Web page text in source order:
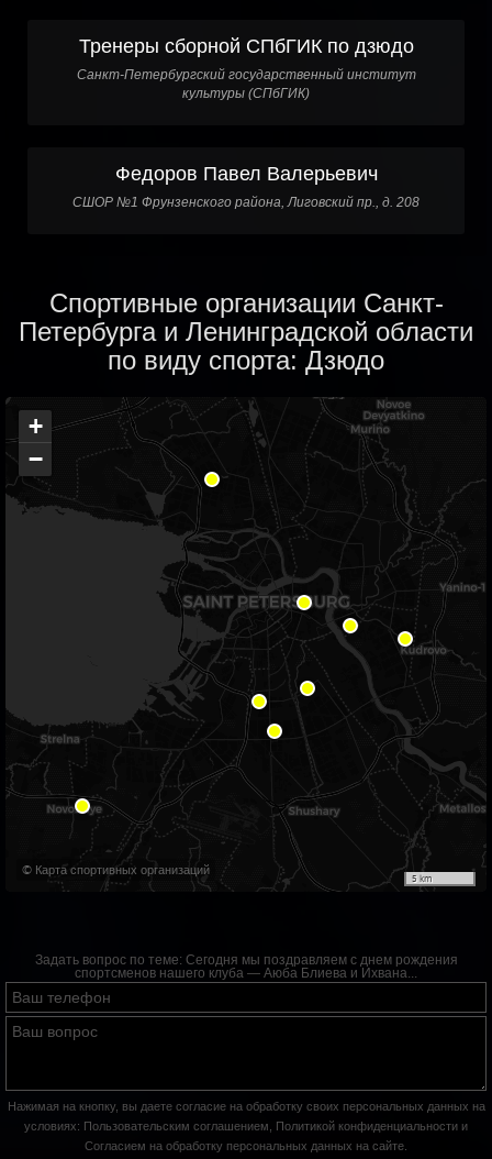
Тренеры сборной СПбГИК по дзюдо
Санкт-Петербургский государственный институт
культуры (СПбГИК)
Федоров Павел Валерьевич
СШОР №1 Фрунзенского района, Лиговский пр., д. 208
Спортивные организации Санкт-
Петербурга и Ленинградской области
по виду спорта: Дзюдо
+
−
© Карта спортивных организаций
5 km
Задать вопрос по теме: Сегодня мы поздравляем с днем рождения
спортсменов нашего клуба — Аюба Блиева и Ихвана...
Нажимая на кнопку, вы даете согласие на обработку своих персональных данных на
условиях: Пользовательским соглашением Политикой конфиденциальности и
Согласием на обработку персональных данных на сайте